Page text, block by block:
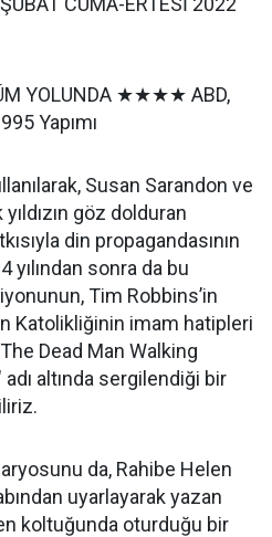
YOLUNDA ★★★★ ABD,
Yapımı
Susan Sarandon ve
göz dolduran
din propagandasının
yılından sonra da bu
Tim Robbins’in
Katolikliğinin imam hatipleri
Dead Man Walking
altında sergilendiği bir
da, Rahibe Helen
uyarlayarak yazan
koltuğunda oturduğu bir